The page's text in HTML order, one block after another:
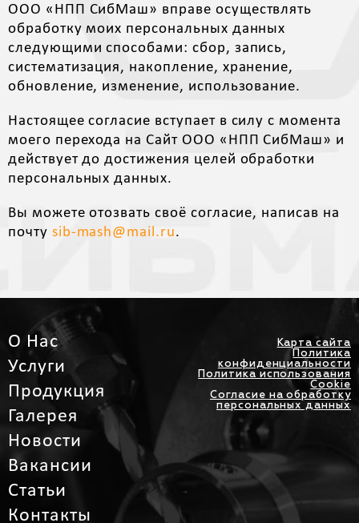
ООО «НПП СибМаш» вправе осуществлять
обработку моих персональных данных
следующими способами: сбор, запись,
систематизация, накопление, хранение,
обновление, изменение, использование.
Настоящее согласие вступает в силу с момента
моего перехода на Сайт ООО «НПП СибМаш» и
действует до достижения целей обработки
персональных данных.
Вы можете отозвать своё согласие, написав на
почту sib-mash@mail.ru.
О Нас
Услуги
Продукция
Галерея
Новости
Вакансии
Статьи
Контакты
Карта сайта
Политика
конфиденциальности
Политика использования
Cookie
Согласие на обработку
персональных данных